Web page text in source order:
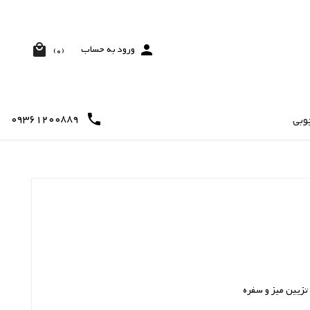
 ورود به حساب  (0)

09361200889
میز و سفره